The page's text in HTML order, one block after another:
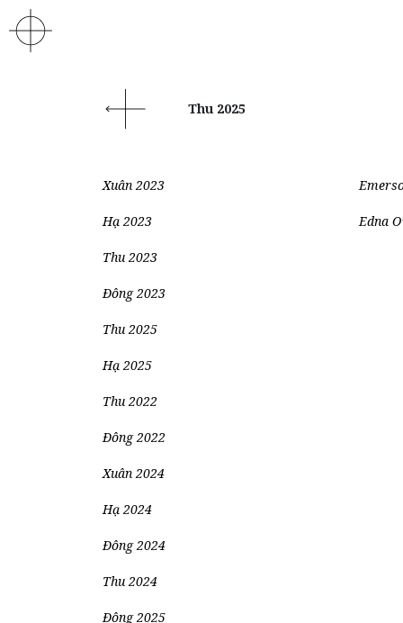
Thu 2025
Xuân 2023
Hạ 2023
Thu 2023
Đông 2023
Thu 2025
Hạ 2025
Thu 2022
Đông 2022
Xuân 2024
Hạ 2024
Đông 2024
Thu 2024
Đông 2025
Edna